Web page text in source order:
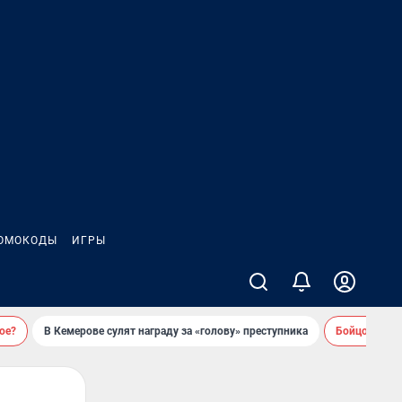
ИГРЫ
В Кемерове сулят награду за «голову» преступника Бойцовский